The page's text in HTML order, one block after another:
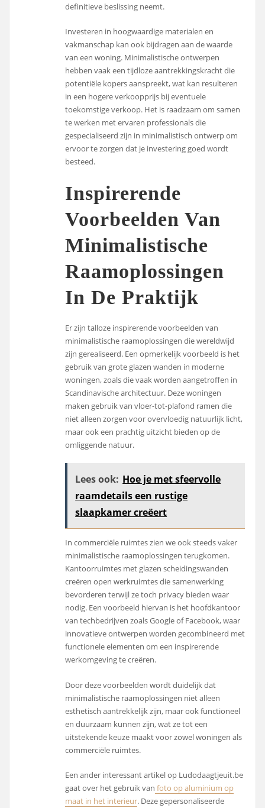
definitieve beslissing neemt.
Investeren in hoogwaardige materialen en
vakmanschap kan ook bijdragen aan de waarde
van een woning. Minimalistische ontwerpen
hebben vaak een tijdloze aantrekkingskracht die
potentiële kopers aanspreekt, wat kan resulteren
in een hogere verkoopprijs bij eventuele
toekomstige verkoop. Het is raadzaam om samen
te werken met ervaren professionals die
gespecialiseerd zijn in minimalistisch ontwerp om
ervoor te zorgen dat je investering goed wordt
besteed.
Inspirerende
Voorbeelden Van
Minimalistische
Raamoplossingen
In De Praktijk
Er zijn talloze inspirerende voorbeelden van
minimalistische raamoplossingen die wereldwijd
zijn gerealiseerd. Een opmerkelijk voorbeeld is het
gebruik van grote glazen wanden in moderne
woningen, zoals die vaak worden aangetroffen in
Scandinavische architectuur. Deze woningen
maken gebruik van vloer-tot-plafond ramen die
niet alleen zorgen voor overvloedig natuurlijk licht,
maar ook een prachtig uitzicht bieden op de
omliggende natuur.
Lees ook: Hoe je met sfeervolle
raamdetails een rustige
slaapkamer creëert
In commerciële ruimtes zien we ook steeds vaker
minimalistische raamoplossingen terugkomen.
Kantoorruimtes met glazen scheidingswanden
creëren open werkruimtes die samenwerking
bevorderen terwijl ze toch privacy bieden waar
nodig. Een voorbeeld hiervan is het hoofdkantoor
van techbedrijven zoals Google of Facebook, waar
innovatieve ontwerpen worden gecombineerd met
functionele elementen om een inspirerende
werkomgeving te creëren.
Door deze voorbeelden wordt duidelijk dat
minimalistische raamoplossingen niet alleen
esthetisch aantrekkelijk zijn, maar ook functioneel
en duurzaam kunnen zijn, wat ze tot een
uitstekende keuze maakt voor zowel woningen als
commerciële ruimtes.
Een ander interessant artikel op Ludodaagtjeuit.be
gaat over het gebruik van foto op aluminium op
maat in het interieur. Deze gepersonaliseerde